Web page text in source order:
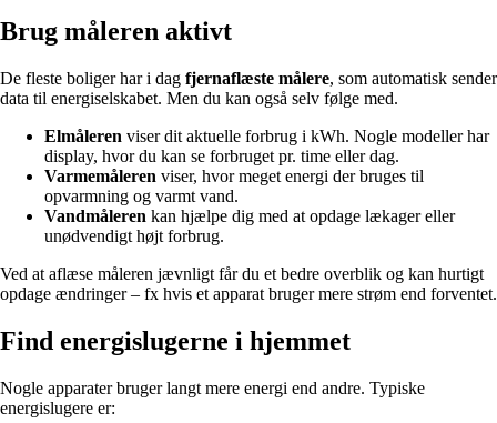
Brug måleren aktivt
De fleste boliger har i dag fjernaflæste målere, som automatisk sender
data til energiselskabet. Men du kan også selv følge med.
Elmåleren viser dit aktuelle forbrug i kWh. Nogle modeller har
display, hvor du kan se forbruget pr. time eller dag.
Varmemåleren viser, hvor meget energi der bruges til
opvarmning og varmt vand.
Vandmåleren kan hjælpe dig med at opdage lækager eller
unødvendigt højt forbrug.
Ved at aflæse måleren jævnligt får du et bedre overblik og kan hurtigt
opdage ændringer – fx hvis et apparat bruger mere strøm end forventet.
Find energislugerne i hjemmet
Nogle apparater bruger langt mere energi end andre. Typiske
energislugere er: